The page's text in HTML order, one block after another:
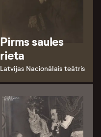
Pirms saules
rieta
Latvijas Nacionālais teātris